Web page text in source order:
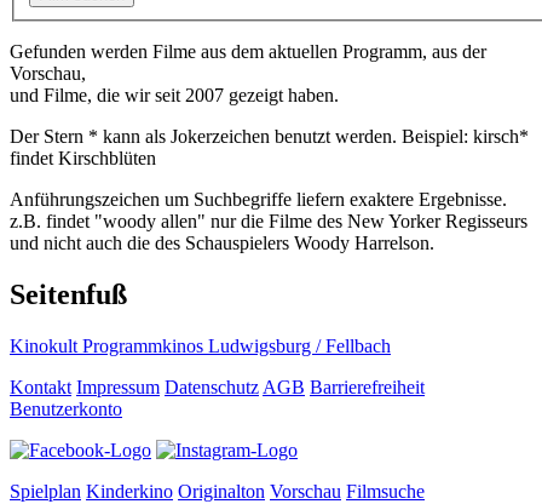
Gefunden werden Filme aus dem aktuellen Programm, aus der
Vorschau,
und Filme, die wir seit 2007 gezeigt haben.
Der Stern * kann als Jokerzeichen benutzt werden. Beispiel: kirsch*
findet Kirschblüten
Anführungszeichen um Suchbegriffe liefern exaktere Ergebnisse.
z.B. findet "woody allen" nur die Filme des New Yorker Regisseurs
und nicht auch die des Schauspielers Woody Harrelson.
Seitenfuß
Kinokult Programmkinos Ludwigsburg / Fellbach
Kontakt Impressum Datenschutz AGB Barrierefreiheit
Benutzerkonto
Spielplan Kinderkino Originalton Vorschau Filmsuche